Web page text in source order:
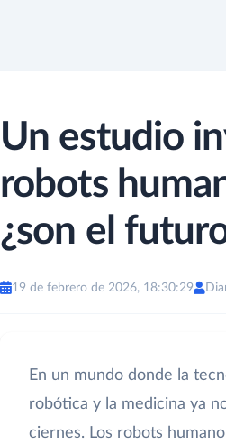
Un estudio
robots
¿son el
19 de febrero de 2026, 18:30:29
En un mundo donde la
robótica y la medicina ya
ciernes. Los robots